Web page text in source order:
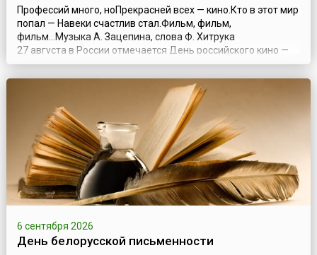
Профессий много, ноПрекрасней всех — кино.Кто в этот мир
попал — Навеки счастлив стал.Фильм, фильм,
фильм...Музыка А. Зацепина, слова Ф. Хитрука
27 августа в России отмечается День российского кино —
праздник профессиональных кинематографистов и всех,
кто поддерживает и любит российское кино. Он установлен
Указом Президиума Верховного Совета СССР № 3018-Х от 1
6 сентября 2026
День белорусской письменности